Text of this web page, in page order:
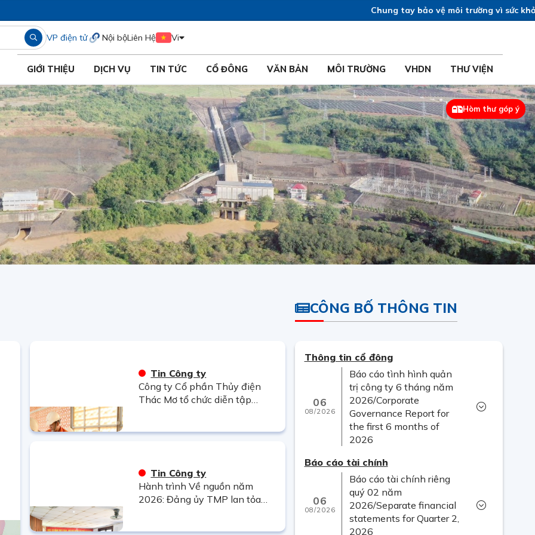
Chung tay bảo vệ môi trường vì sức khỏe
VP điện tử Nội bộLiên Hệ Vi
GIỚI THIỆU DỊCH VỤ TIN TỨC CỔ ĐÔNG VĂN BẢN MÔI TRƯỜNG VHDN THƯ VIỆN
Tin Công ty
Công ty Cổ phần Thủy điện
Thác Mơ tổ chức diễn tập
Tin Công ty
Hành trình Về nguồn năm
2026: Đảng ủy TMP lan tỏa
CÔNG BỐ THÔNG TIN
Thông tin cổ đông
06
08/2026
Báo cáo tình hình quản
trị công ty 6 tháng năm
2026/Corporate
Governance Report for
the first 6 months of
2026
Báo cáo tài chính
06
08/2026
Báo cáo tài chính riêng
quý 02 năm
2026/Separate financial
statements for Quarter 2,
2026
Hòm thư góp ý